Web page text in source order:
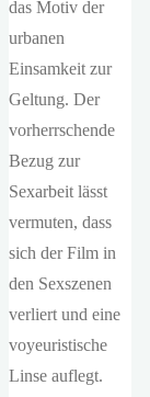
das Motiv der
urbanen
Einsamkeit zur
Geltung. Der
vorherrschende
Bezug zur
Sexarbeit lässt
vermuten, dass
sich der Film in
den Sexszenen
verliert und eine
voyeuristische
Linse auflegt.